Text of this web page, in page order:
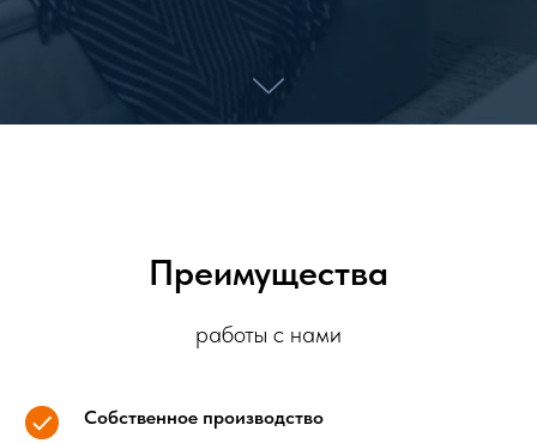
Преимущества
работы с нами
Собственное производство